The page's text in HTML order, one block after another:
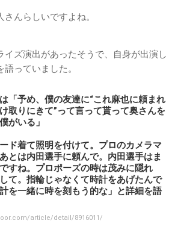
んらしいですよね。
イズ演出があったそうで、自身が出演し
っていました。
「予め、僕の友達に“これ麻也に頼まれ
取りにきて”って言って貰って奥さんを
がいる」
ド着て照明を付けて。プロのカメラマ
とは内田選手に頼んで。内田選手はま
すね。プロポーズの時は茂みに隠れ
て。指輪じゃなくて時計をあげたんで
を一緒に時を刻もう的な」と詳細を語
article/detail/8916011/